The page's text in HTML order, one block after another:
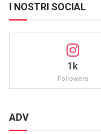
I NOSTRI SOCIAL
1k
Followers
ADV